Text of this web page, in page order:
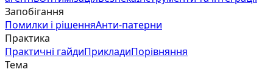
Запобігання
Помилки і рішенняАнти‑патерни
Практика
Практичні гайдиПрикладиПорівняння
Тема